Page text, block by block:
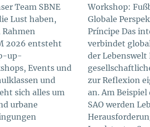
Team SBNE
Lust haben,
2026 entsteht
up-
Events und
und
sich alles um
urbane
Workshop:
Globale
Príncipe Das
verbindet
der Lebenswelt
zur Reflexion
an. Am
SAO werden